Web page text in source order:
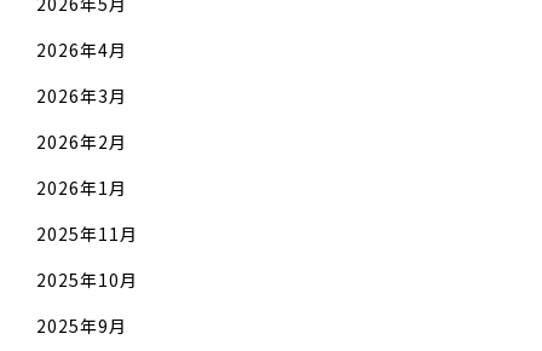
2026年4月
2026年3月
2026年2月
2026年1月
2025年11月
2025年10月
2025年9月